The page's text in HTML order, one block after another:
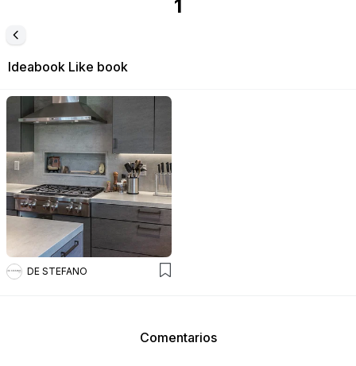
1
Ideabook Like book
DE STEFANO
Comentarios